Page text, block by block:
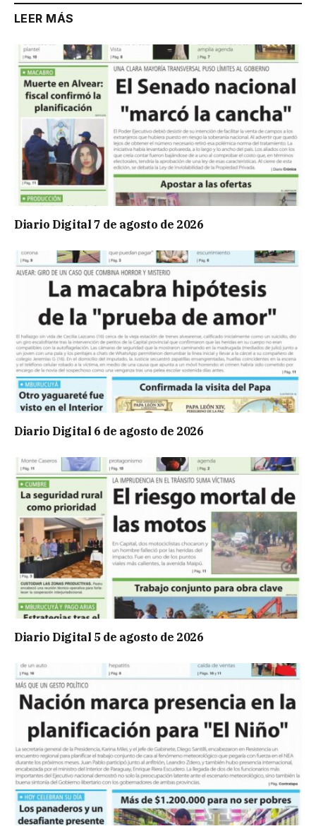
LEER MÁS
Diario Digital 7 de agosto de 2026
Diario Digital 6 de agosto de 2026
Diario Digital 5 de agosto de 2026